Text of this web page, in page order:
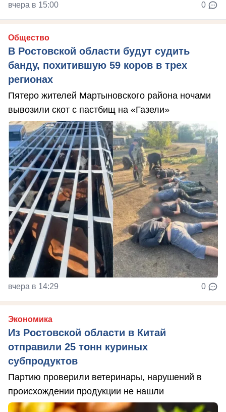
вчера в 15:00 0
Общество
В Ростовской области будут судить
банду, похитившую 59 коров в трех
регионах
Пятеро жителей Мартыновского района ночами
вывозили скот с пастбищ на «Газели»
вчера в 14:29 0
Экономика
Из Ростовской области в Китай
отправили 25 тонн куриных
субпродуктов
Партию проверили ветеринары, нарушений в
происхождении продукции не нашли